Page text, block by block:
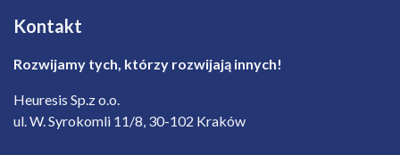
Kontakt
Rozwijamy tych, którzy rozwijają innych!
Heuresis Sp.z o.o.
ul. W. Syrokomli 11/8, 30-102 Kraków